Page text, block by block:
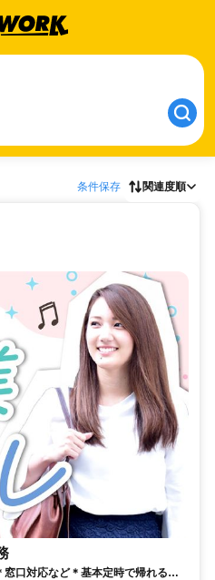
条件保存 関連度順
窓口対応など＊基本定時で帰れる☆